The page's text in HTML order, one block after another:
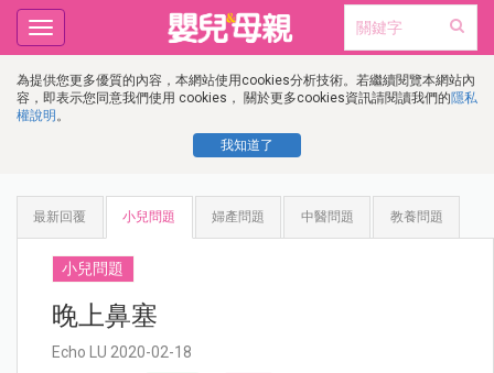
為提供您更多優質的內容，本網站使用cookies分析技術。若繼續閱覽本網站內
容，即表示您同意我們使用 cookies， 關於更多cookies資訊請閱讀我們的隱私
權說明 。
我知道了
Toggle
navigation
最新回覆 小兒問題 婦產問題 中醫問題 教養問題
小兒問題
晚上鼻塞
Echo LU 2020-02-18